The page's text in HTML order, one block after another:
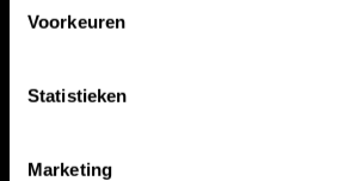
Voorkeuren
Statistieken
Marketing
Schrijf je in voor onze